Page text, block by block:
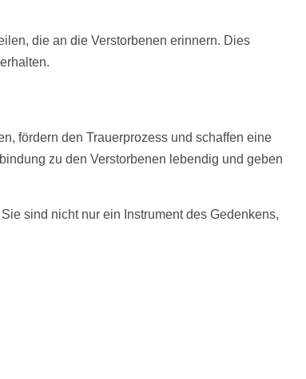
die an die Verstorbenen erinnern. Dies
fördern den Trauerprozess und schaffen eine
zu den Verstorbenen lebendig und geben
sind nicht nur ein Instrument des Gedenkens,